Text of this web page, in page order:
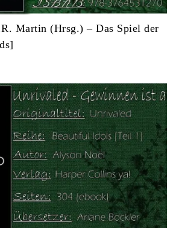
Martin (Hrsg.) – Das Spiel der